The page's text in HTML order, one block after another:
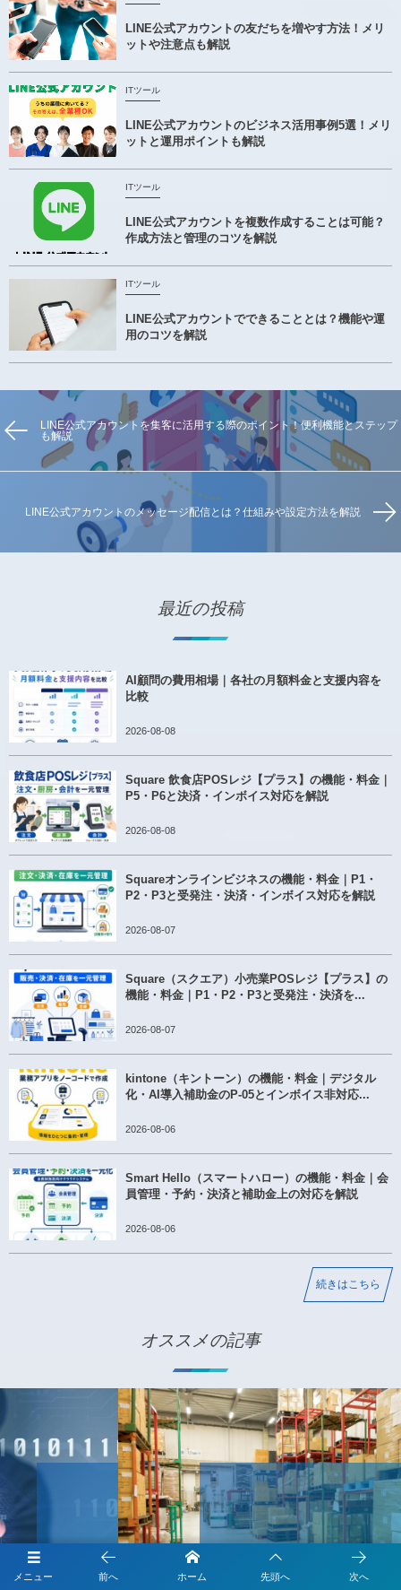
LINE公式アカウントの友だちを増やす方法！メリ
ットや注意点も解説
ITツール
LINE公式アカウントのビジネス活用事例5選！メリ
ットと運用ポイントも解説
ITツール
LINE公式アカウントを複数作成することは可能？
作成方法と管理のコツを解説
ITツール
LINE公式アカウントでできることとは？機能や運
用のコツを解説
LINE公式アカウントを集客に活用する際のポイント！便利機能とステップ
も解説
LINE公式アカウントのメッセージ配信とは？仕組みや設定方法を解説
最近の投稿
AI顧問の費用相場｜各社の月額料金と支援内容を
比較
2026-08-08
Square 飲食店POSレジ【プラス】の機能・料金｜
P5・P6と決済・インボイス対応を解説
2026-08-08
Squareオンラインビジネスの機能・料金｜P1・
P2・P3と受発注・決済・インボイス対応を解説
2026-08-07
Square（スクエア）小売業POSレジ【プラス】の
機能・料金｜P1・P2・P3と受発注・決済を...
2026-08-07
kintone（キントーン）の機能・料金｜デジタル
化・AI導入補助金のP-05とインボイス非対応...
2026-08-06
Smart Hello（スマートハロー）の機能・料金｜会
員管理・予約・決済と補助金上の対応を解説
2026-08-06
続きはこちら
オススメの記事
IT導入補助金の業務プロセスの概要 P-06 卸売業の業種特化型
ソフトウェアとは
デジタル化・AI導入補助金（旧IT導入補助金）の業務プロセス 2021-04-04
メニュー 前へ ホーム 先頭へ 次へ